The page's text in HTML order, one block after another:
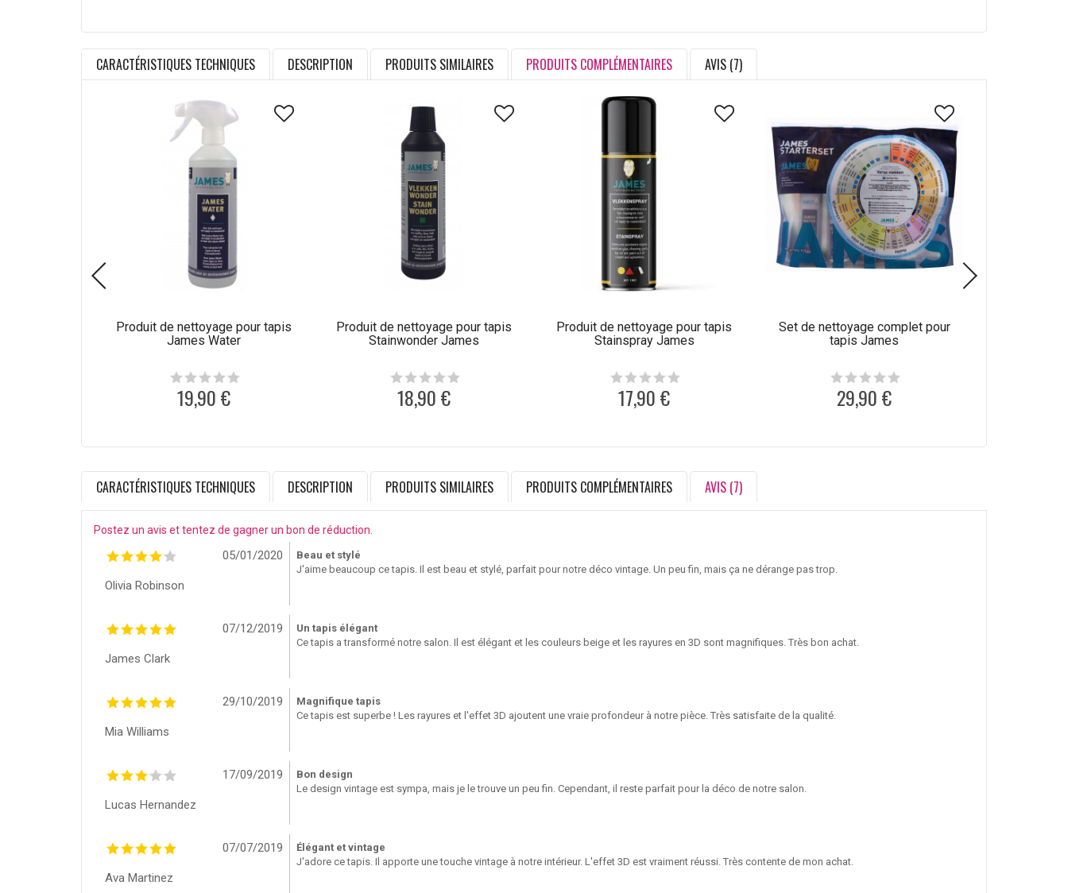
CARACTÉRISTIQUES TECHNIQUES DESCRIPTION PRODUITS SIMILAIRES PRODUITS COMPLÉMENTAIRES AVIS (7)
Produit de nettoyage pour tapis
James Water
19,90 €
Produit de nettoyage pour tapis
Stainwonder James
18,90 €
Produit de nettoyage pour tapis
Stainspray James
17,90 €
Set de nettoyage complet pour
tapis James
29,90 €
CARACTÉRISTIQUES TECHNIQUES DESCRIPTION PRODUITS SIMILAIRES PRODUITS COMPLÉMENTAIRES AVIS (7)
Postez un avis et tentez de gagner un bon de réduction.
05/01/2020
Olivia Robinson
Beau et stylé
J'aime beaucoup ce tapis. Il est beau et stylé, parfait pour notre déco vintage. Un peu fin, mais ça ne dérange pas trop.
07/12/2019
James Clark
Un tapis élégant
Ce tapis a transformé notre salon. Il est élégant et les couleurs beige et les rayures en 3D sont magnifiques. Très bon achat.
29/10/2019
Mia Williams
Magnifique tapis
Ce tapis est superbe ! Les rayures et l'effet 3D ajoutent une vraie profondeur à notre pièce. Très satisfaite de la qualité.
17/09/2019
Lucas Hernandez
Bon design
Le design vintage est sympa, mais je le trouve un peu fin. Cependant, il reste parfait pour la déco de notre salon.
07/07/2019
Ava Martinez
Élégant et vintage
J'adore ce tapis. Il apporte une touche vintage à notre intérieur. L'effet 3D est vraiment réussi. Très contente de mon achat.